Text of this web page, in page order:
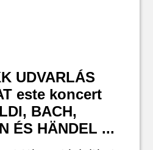
UDVARLÁS
este koncert
BACH,
ÉS HÄNDEL ...